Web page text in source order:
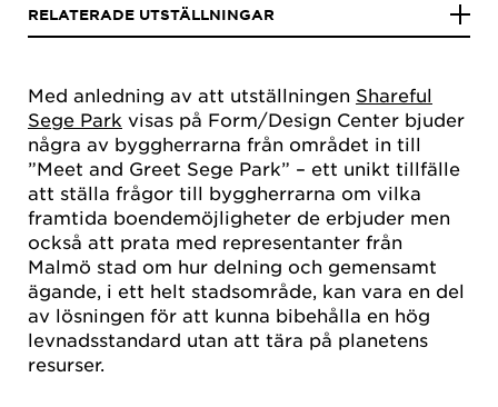
Med anledning av att utställningen Shareful
Sege Park visas på Form/Design Center bjuder
några av byggherrarna från området in till
”Meet and Greet Sege Park” – ett unikt tillfälle
att ställa frågor till byggherrarna om vilka
framtida boendemöjligheter de erbjuder men
också att prata med representanter från
Malmö stad om hur delning och gemensamt
ägande, i ett helt stadsområde, kan vara en del
av lösningen för att kunna bibehålla en hög
levnadsstandard utan att tära på planetens
resurser.
RELATERADE UTSTÄLLNINGAR